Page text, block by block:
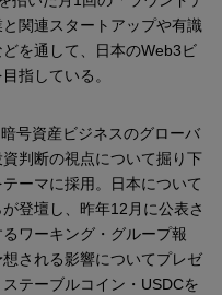
関連スタートアップや有識
を通して、日本のWeb3ビ
指している。
号資産ビジネスのグローバ
判断の視点について掘り下
ーマに採用。日本について
登壇し、昨年12月に公表さ
ワーキング・グループ報
される影響についてプレゼ
テーブルコイン・USDCを